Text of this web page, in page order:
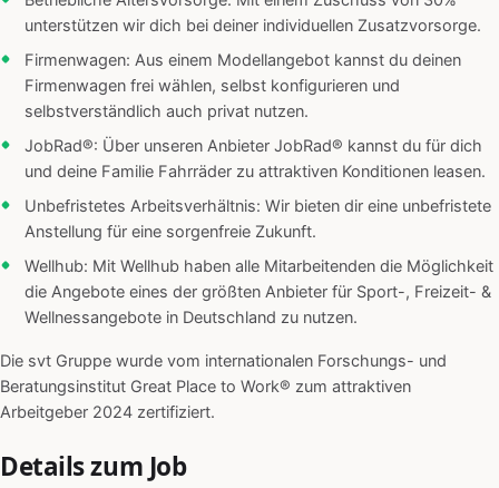
unterstützen wir dich bei deiner individuellen Zusatzvorsorge.
Firmenwagen: Aus einem Modellangebot kannst du deinen
Firmenwagen frei wählen, selbst konfigurieren und
selbstverständlich auch privat nutzen.
JobRad®: Über unseren Anbieter JobRad® kannst du für dich
und deine Familie Fahrräder zu attraktiven Konditionen leasen.
Unbefristetes Arbeitsverhältnis: Wir bieten dir eine unbefristete
Anstellung für eine sorgenfreie Zukunft.
Wellhub: Mit Wellhub haben alle Mitarbeitenden die Möglichkeit
die Angebote eines der größten Anbieter für Sport-, Freizeit- &
Wellnessangebote in Deutschland zu nutzen.
Die svt Gruppe wurde vom internationalen Forschungs- und
Beratungsinstitut Great Place to Work® zum attraktiven
Arbeitgeber 2024 zertifiziert.
Details zum Job